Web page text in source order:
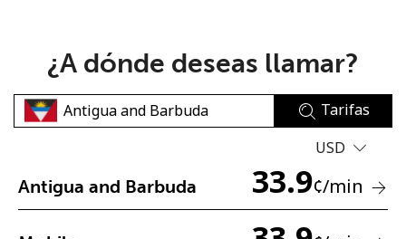
Mínimo 8 caracteres
Una letra mayúscula y una minúscula
¿A dónde deseas llamar?
Tarifas
USD
Antigua and Barbuda 33.9¢/min